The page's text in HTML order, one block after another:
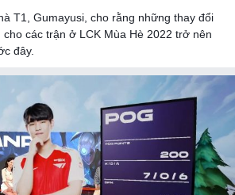
T1, Gumayusi, cho rằng những thay đổi
các trận ở LCK Mùa Hè 2022 trở nên
đây.